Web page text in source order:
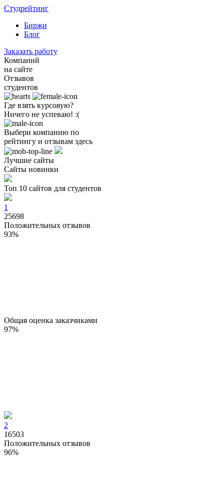
Студрейтинг
Биржи
Блог
Заказать работу
Компаний
на сайте
Отзывов
студентов
Где взять курсовую?
Ничего не успеваю! :(
Выбери компанию по
рейтингу и отзывам здесь
Лучшие сайты
Сайты новинки
Топ 10 сайтов для студентов
1
25698
Положительных отзывов
93%
Общая оценка заказчиками
97%
2
16503
Положительных отзывов
96%